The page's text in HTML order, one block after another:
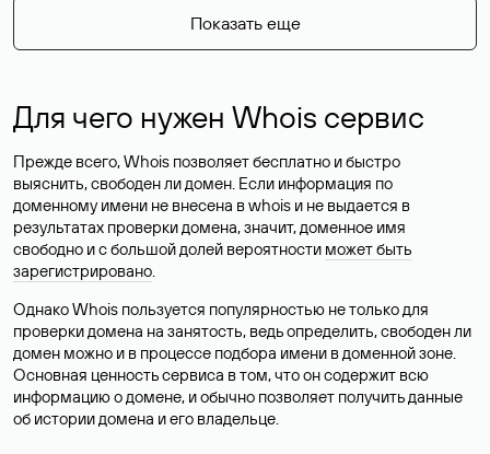
Показать еще
Для чего нужен Whois сервис
Прежде всего, Whois позволяет бесплатно и быстро
выяснить, свободен ли домен. Если информация по
доменному имени не внесена в whois и не выдается в
результатах проверки домена, значит, доменное имя
свободно и с большой долей вероятности может быть
зарегистрировано.
Однако Whois пользуется популярностью не только для
проверки домена на занятость, ведь определить, свободен ли
домен можно и в процессе подбора имени в доменной зоне.
Основная ценность сервиса в том, что он содержит всю
информацию о домене, и обычно позволяет получить данные
об истории домена и его владельце.